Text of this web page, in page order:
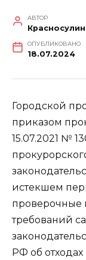
АВТОР
ОПУБЛИКОВАНО
18.07.2024
Городской
приказом
15.07.2021 №
истекшем
проверочные
требований
РФ об